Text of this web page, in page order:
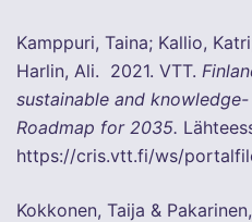
Kamppuri, Taina; Kallio,
Harlin, Ali. 2021. VTT.
sustainable and
Roadmap for 2035.
https://cris.vtt.fi/ws/
Kokkonen, Taija &